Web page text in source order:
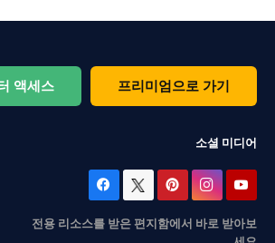
액세스 프리미엄으로 가기
소셜 미디어
전용 리소스를 받은 편지함에서 바로 받아보